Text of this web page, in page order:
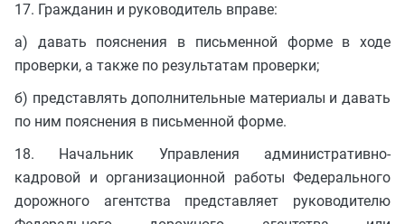
17. Гражданин и руководитель вправе:
а) давать пояснения в письменной форме в ходе
проверки, а также по результатам проверки;
б) представлять дополнительные материалы и давать
по ним пояснения в письменной форме.
18. Начальник Управления административно-
кадровой и организационной работы Федерального
дорожного агентства представляет руководителю